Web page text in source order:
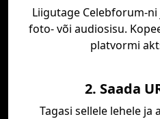
Liigutage Celebforum-
foto- või audiosisu.
platvormi
2. Saada
Tagasi sellele lehele ja